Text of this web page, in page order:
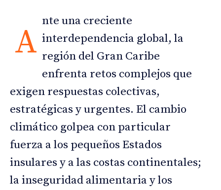
A
nte una creciente
interdependencia global, la
región del Gran Caribe
enfrenta retos complejos que
exigen respuestas colectivas,
estratégicas y urgentes. El cambio
climático golpea con particular
fuerza a los pequeños Estados
insulares y a las costas continentales;
la inseguridad alimentaria y los